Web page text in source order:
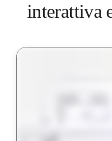
interattiva